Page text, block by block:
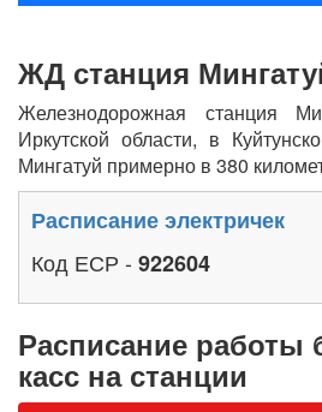
ЖД станция
Железнодорожная станция
Иркутской области, в
Мингатуй примерно в 380
Расписание электричек
Код ЕСР - 922604
Расписание работы
касс на станции